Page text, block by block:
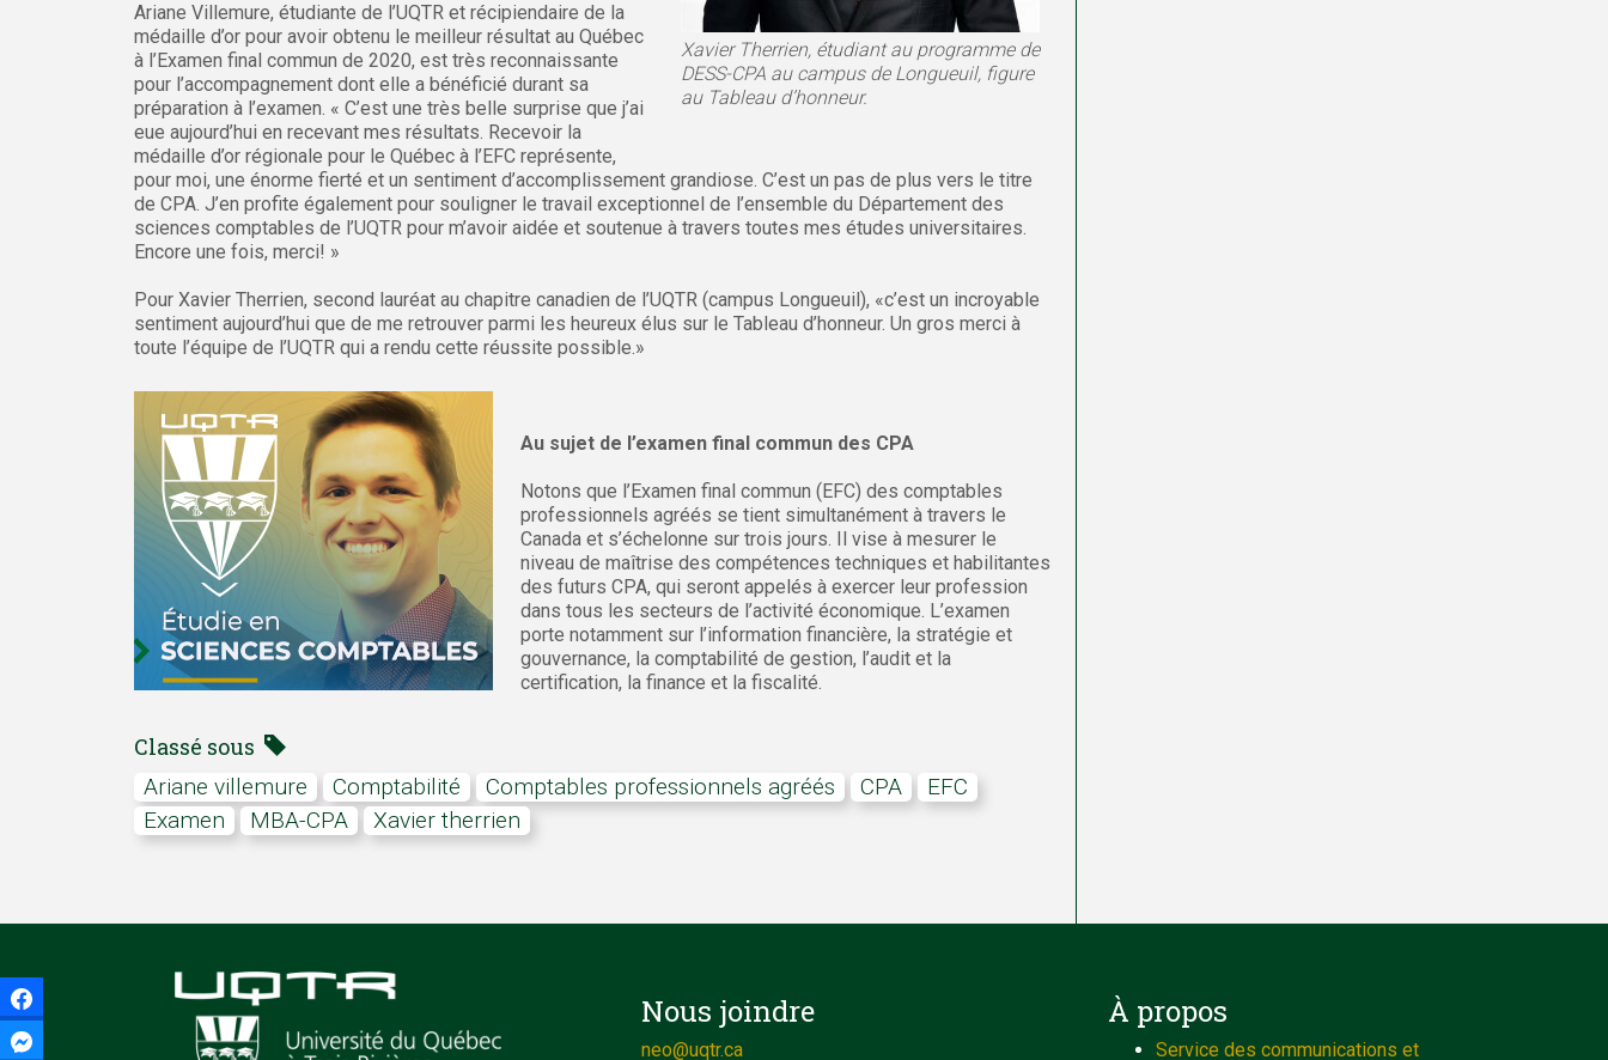
Xavier Therrien, étudiant au programme de
DESS-CPA au campus de Longueuil, figure
au Tableau d’honneur.
Ariane Villemure, étudiante de l’UQTR et récipiendaire de la
médaille d’or pour avoir obtenu le meilleur résultat au Québec
à l’Examen final commun de 2020, est très reconnaissante
pour l’accompagnement dont elle a bénéficié durant sa
préparation à l’examen. « C’est une très belle surprise que j’ai
eue aujourd’hui en recevant mes résultats. Recevoir la
médaille d’or régionale pour le Québec à l’EFC représente,
pour moi, une énorme fierté et un sentiment d’accomplissement grandiose. C’est un pas de plus vers le titre
de CPA. J’en profite également pour souligner le travail exceptionnel de l’ensemble du Département des
sciences comptables de l’UQTR pour m’avoir aidée et soutenue à travers toutes mes études universitaires.
Encore une fois, merci! »
Pour Xavier Therrien, second lauréat au chapitre canadien de l’UQTR (campus Longueuil), «c’est un incroyable
sentiment aujourd’hui que de me retrouver parmi les heureux élus sur le Tableau d’honneur. Un gros merci à
toute l’équipe de l’UQTR qui a rendu cette réussite possible.»
Au sujet de l’examen final commun des CPA
Notons que l’Examen final commun (EFC) des comptables
professionnels agréés se tient simultanément à travers le
Canada et s’échelonne sur trois jours. Il vise à mesurer le
niveau de maîtrise des compétences techniques et habilitantes
des futurs CPA, qui seront appelés à exercer leur profession
dans tous les secteurs de l’activité économique. L’examen
porte notamment sur l’information financière, la stratégie et
gouvernance, la comptabilité de gestion, l’audit et la
certification, la finance et la fiscalité.
Classé sous
ariane villemure comptabilité comptables professionnels agréés CPA
EFC
examen
MBA-CPA xavier therrien
Nous joindre
neo@uqtr.ca
À propos
Service des communications et
Facebook Messenger